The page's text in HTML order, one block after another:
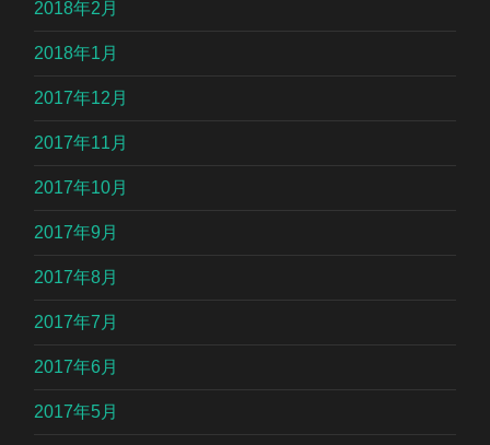
2018年2月
2018年1月
2017年12月
2017年11月
2017年10月
2017年9月
2017年8月
2017年7月
2017年6月
2017年5月